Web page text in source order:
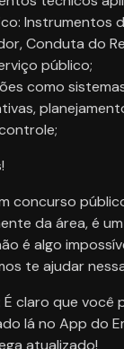
Instrumentos
Conduta do
público;
como
concurso
da área, é
é algo
te ajudar
É claro que você
lá no App do